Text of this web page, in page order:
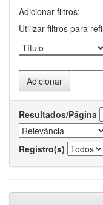
Adicionar filtros:
Utilizar filtros para
Resultados/Página
Registro(s)